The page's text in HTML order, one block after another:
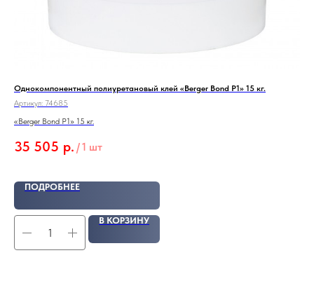
Однокомпонентный полиуретановый клей «Berger Bond P1» 15 кг.
Артикул: 74685
«Berger Bond P1» 15 кг.
35 505 р. /1 шт
ПОДРОБНЕЕ
В КОРЗИНУ